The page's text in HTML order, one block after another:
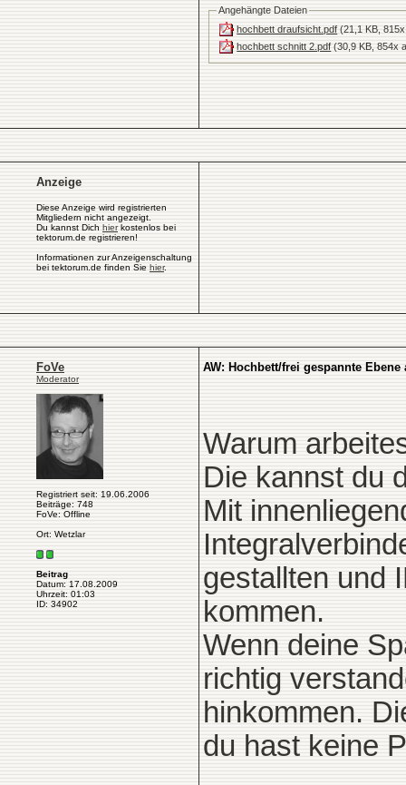
Angehängte Dateien
hochbett draufsicht.pdf(21,1 KB,
hochbett schnitt 2.pdf (30,9 KB, 854x
Anzeige
Diese Anzeige wird registrierten
Mitgliedern nicht angezeigt.
Du kannst Dich hierkostenlos bei
tektorum.de registrieren!
Informationen zur Anzeigenschaltung
bei tektorum.de finden Sie hier.
FoVe
Moderator
Registriert seit: 19.06.2006
Beiträge: 748
FoVe: Offline
Ort: Wetzlar
Beitrag
Datum: 17.08.2009
Uhrzeit: 01:03
ID: 34902
AW: Hochbett/frei gespannte
Warum
Die kannst du
Mit
gestallten und
kommen.
Wenn deine
richtig
hinkommen.
du hast keine